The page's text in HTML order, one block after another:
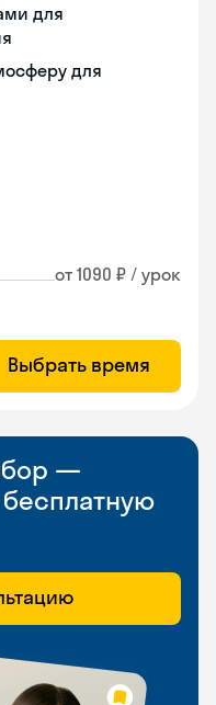
для
для
от 1090 ₽ / урок
Выбрать время
—
бесплатную